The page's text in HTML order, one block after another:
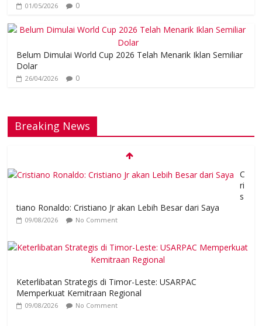
01/05/2026 0
Belum Dimulai World Cup 2026 Telah Menarik Iklan Semiliar
Dolar
26/04/2026 0
Breaking News
C
ri
s
tiano Ronaldo: Cristiano Jr akan Lebih Besar dari Saya
09/08/2026 No Comment
Keterlibatan Strategis di Timor-Leste: USARPAC
Memperkuat Kemitraan Regional
09/08/2026 No Comment